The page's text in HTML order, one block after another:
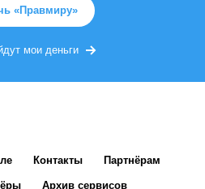
«Правмиру»
мои деньги
Контакты Партнёрам
Архив сервисов